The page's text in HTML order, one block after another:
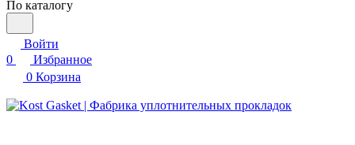
По каталогу
Войти
0
Избранное
0 Корзина